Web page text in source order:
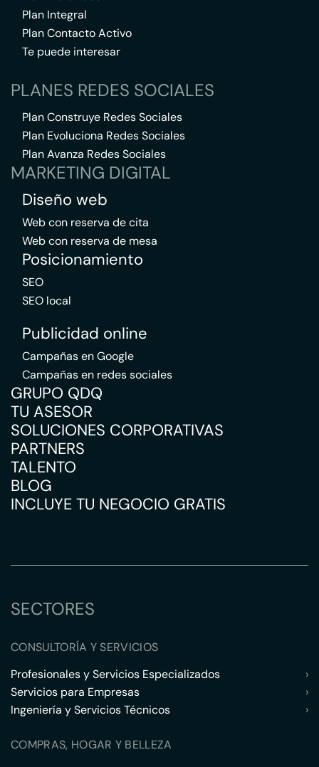
Plan Integral
Plan Contacto Activo
Te puede interesar
PLANES REDES SOCIALES
Plan Construye Redes Sociales
Plan Evoluciona Redes Sociales
Plan Avanza Redes Sociales
MARKETING DIGITAL
Diseño web
Web con reserva de cita
Web con reserva de mesa
Posicionamiento
SEO
SEO local
Publicidad online
Campañas en Google
Campañas en redes sociales
GRUPO QDQ
TU ASESOR
SOLUCIONES CORPORATIVAS
PARTNERS
TALENTO
BLOG
INCLUYE TU NEGOCIO GRATIS
SECTORES
CONSULTORÍA Y SERVICIOS
Profesionales y Servicios Especializados
›
Servicios para Empresas
›
Ingeniería y Servicios Técnicos
›
COMPRAS, HOGAR Y BELLEZA